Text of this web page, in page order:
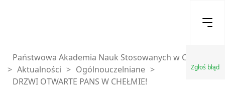
Zgłoś błąd
Państwowa Akademia Nauk Stosowanych w Chełmie
> Aktualności > Ogólnouczelniane >
DRZWI OTWARTE PANS W CHEŁMIE!